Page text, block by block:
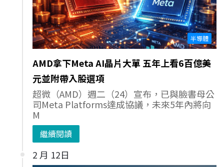
半導體
AMD拿下Meta AI晶片大單 五年上看6百億美
元並附帶入股選項
超微（AMD）週二（24）宣布，已與臉書母公
司Meta Platforms達成協議，未來5年內將向
M
繼續閱讀
2 月 12日